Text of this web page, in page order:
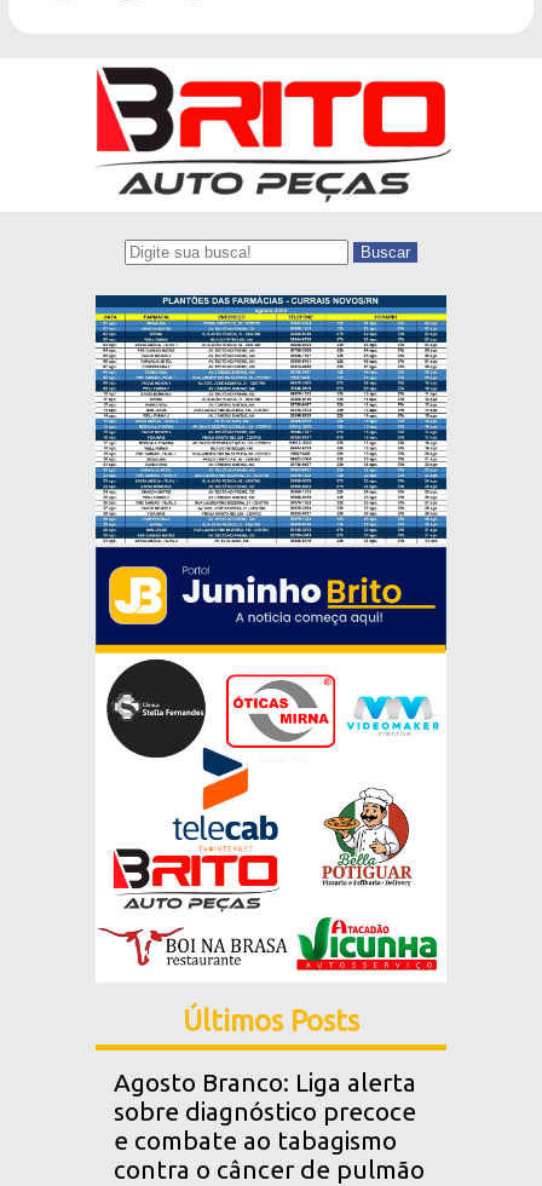
Buscar
Últimos Posts
Agosto Branco: Liga alerta
sobre diagnóstico precoce
e combate ao tabagismo
contra o câncer de pulmão